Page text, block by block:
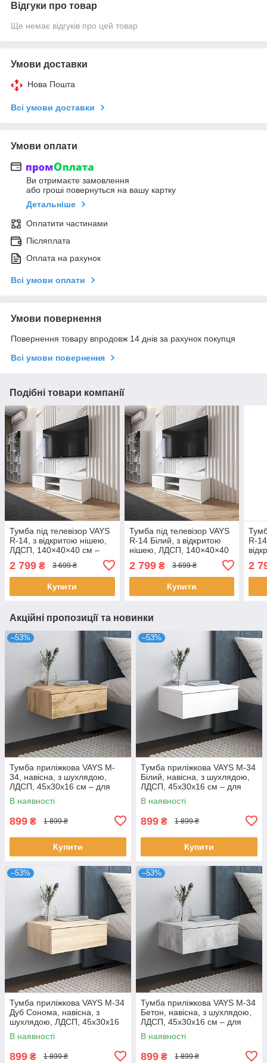
Відгуки про товар
Ще немає відгуків про цей товар
Умови доставки
Нова Пошта
Всі умови доставки
Умови оплати
Ви отримаєте замовлення
або гроші повернуться на вашу картку
Детальніше
Оплатити частинами
Післяплата
Оплата на рахунок
Всі умови оплати
Умови повернення
Повернення товару впродовж 14 днів за рахунок покупця
Всі умови повернення
Подібні товари компанії
Тумба під телевізор VAYS
R-14, з відкритою нішею,
ЛДСП, 140×40×40 см –
для вітальні та спальні, під
ТВ
2 799 ₴ 3 699 ₴
Купити
Тумба під телевізор VAYS
R-14 Білий, з відкритою
нішею, ЛДСП, 140×40×40
спальні, під ТВ
2 799₴ 3 699 ₴
Купити
R-
2
Акційні пропозиції та новинки
–53%
Тумба приліжкова VAYS M-
34, навісна, з шухлядою,
ЛДСП, 45х30х16 см – для
спальні
В наявності
899 ₴ 1 899 ₴
Купити
–53%
Тумба приліжкова VAYS M-34
Білий, навісна, з шухлядою,
ЛДСП, 45х30х16 см – для
спальні
В наявності
899 ₴ 1 899 ₴
Купити
–53%
Тумба приліжкова VAYS M-34
Дуб Сонома, навісна, з
шухлядою, ЛДСП, 45х30х16
см – для спальні
В наявності
899 ₴ 1 899 ₴
–53%
Тумба приліжкова VAYS M-34
Бетон, навісна, з шухлядою,
ЛДСП, 45х30х16 см – для
спальні
В наявності
899 ₴ 1 899 ₴